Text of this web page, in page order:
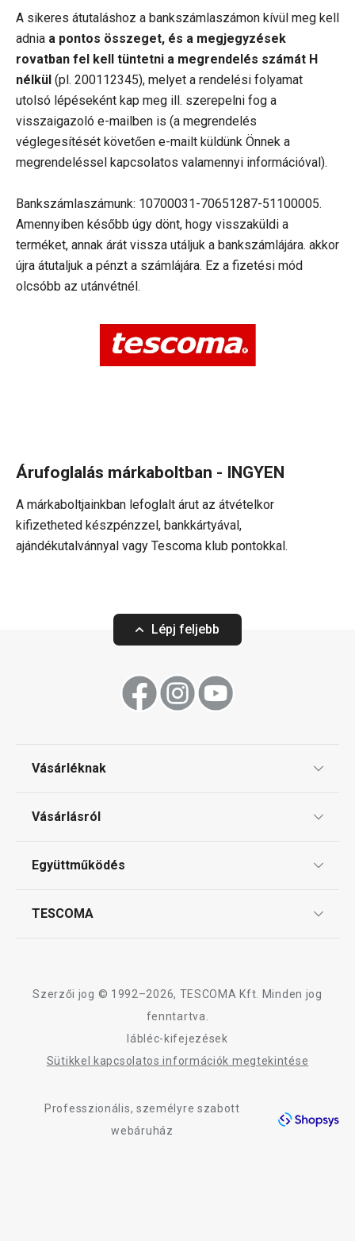
A sikeres átutaláshoz a bankszámlaszámon kívül meg kell
adnia a pontos összeget, és a megjegyzések
rovatban fel kell tüntetni a megrendelés számát H
nélkül (pl. 200112345), melyet a rendelési folyamat
utolsó lépéseként kap meg ill. szerepelni fog a
visszaigazoló e-mailben is (a megrendelés
véglegesítését követően e-mailt küldünk Önnek a
megrendeléssel kapcsolatos valamennyi információval).
Bankszámlaszámunk: 10700031-70651287-51100005.
Amennyiben később úgy dönt, hogy visszaküldi a
terméket, annak árát vissza utáljuk a bankszámlájára. akkor
újra átutaljuk a pénzt a számlájára. Ez a fizetési mód
olcsóbb az utánvétnél.
Árufoglalás márkaboltban - INGYEN
A márkaboltjainkban lefoglalt árut az átvételkor
kifizetheted készpénzzel, bankkártyával,
ajándékutalvánnyal vagy Tescoma klub pontokkal.
Lépj feljebb
Vásárléknak
Gyakori kérdések
Vásárlásról
Reklamáció és termékvisszaküldés
Együttműködés
TESCOMA
Adatkezelési Tájékoztató
Szerzői jog © 1992–2026, TESCOMA Kft. Minden jog
fenntartva.
lábléc-kifejezések
Sütikkel kapcsolatos információk megtekintése
Professzionális, személyre szabott
webáruház